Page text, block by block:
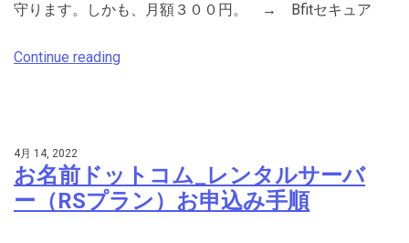
守ります。しかも、月額３００円。 → Bfitセキュア
Continue reading
4月 14, 2022
お名前ドットコム_レンタルサーバ
ー（RSプラン）お申込み手順